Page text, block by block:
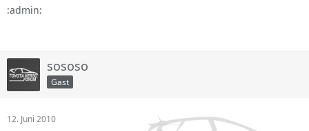
:admin:
sososo
Gast
12. Juni 2010